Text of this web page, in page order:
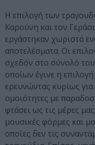
Η επιλογή των
Καρούνη και τον
εργάστηκαν χωριστά
αποτελέσματα. Οι
σχεδόν στο σύνολό
οποίων έγινε η
ερευνώντας κυρίως
ομοιότητες με
φτάσει ως τις μέρες
μουσικές φόρμες και
οποίες δεν τις